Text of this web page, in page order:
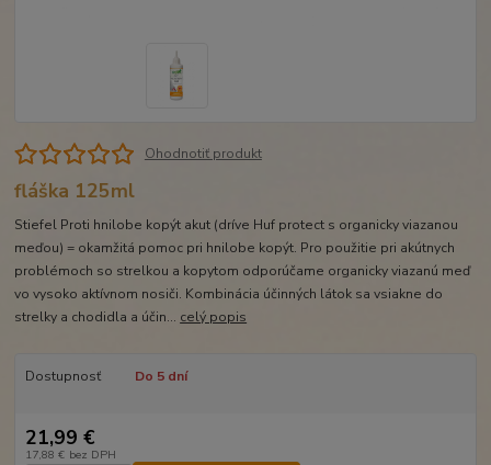
Ohodnotiť produkt
fláška 125ml
Stiefel Proti hnilobe kopýt akut (dríve Huf protect s organicky viazanou
meďou) = okamžitá pomoc pri hnilobe kopýt. Pro použitie pri akútnych
problémoch so strelkou a kopytom odporúčame organicky viazanú meď
vo vysoko aktívnom nosiči. Kombinácia účinných látok sa vsiakne do
strelky a chodidla a účin... celý popis
Dostupnosť Do 5 dní
21,99 €
17,88 € bez DPH